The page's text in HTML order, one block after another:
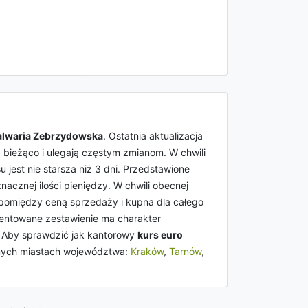
Zebrzydowska. Ostatnia aktualizacja
i ulegają częstym zmianom. W chwili
jest nie starsza niż 3 dni. Przedstawione
ilości pieniędzy. W chwili obecnej
ceną sprzedaży i kupna dla całego
zestawienie ma charakter
sprawdzić jak kantorowy kurs euro
miastach województwa: Kraków, Tarnów,